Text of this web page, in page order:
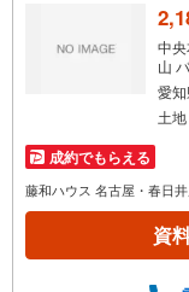
中
山
愛
土
成約でもらえる
藤和ハウス 名古屋・春日
資